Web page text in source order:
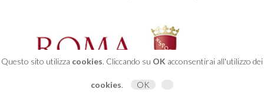
Questo sito utilizza cookies. Cliccando su OK acconsentirai all'utilizzo dei
cookies. OK